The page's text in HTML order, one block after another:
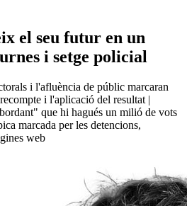
el seu futur en un
i setge policial
i l'afluència de públic marcaran
i l'aplicació del resultat |
que hi hagués un milió de vots
marcada per les detencions,
web